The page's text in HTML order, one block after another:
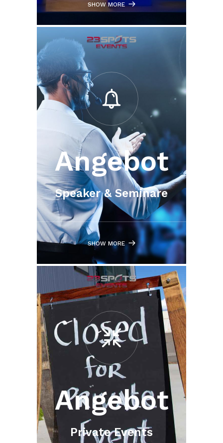
SHOW MORE
Angebot
Speaker & Seminare
SHOW MORE
Angebot
Private Events